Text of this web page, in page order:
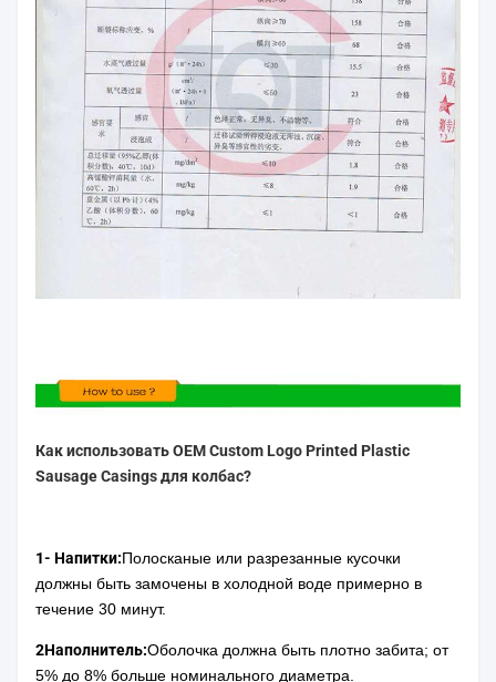
Как использовать OEM Custom Logo Printed Plastic
Sausage Casings для колбас?
1- Напитки:Полосканые или разрезанные кусочки
должны быть замочены в холодной воде примерно в
течение 30 минут.
2Наполнитель:Оболочка должна быть плотно забита; от
5% до 8% больше номинального диаметра.